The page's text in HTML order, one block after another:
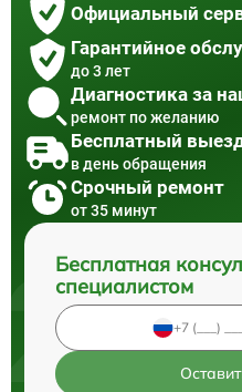
Официальный
Гарантийное
до 3 лет
Диагностика за
ремонт по желанию
Бесплатный
в день обращения
Срочный ремонт
от 35 минут
Бесплатная
специалистом